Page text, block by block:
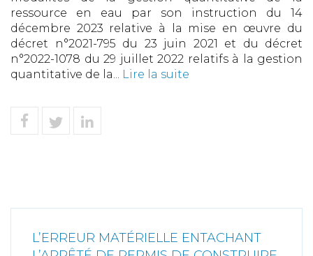
ressource en eau par son instruction du 14
décembre 2023 relative à la mise en œuvre du
décret n°2021-795 du 23 juin 2021 et du décret
n°2022-1078 du 29 juillet 2022 relatifs à la gestion
quantitative de la...
Lire la suite
L’ERREUR MATÉRIELLE ENTACHANT